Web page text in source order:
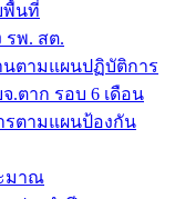
พื้นที่
รพ. สต.
นตามแผนปฏิบัติการ
.ตาก รอบ 6 เดือน
รตามแผนป้องกัน
มาณ